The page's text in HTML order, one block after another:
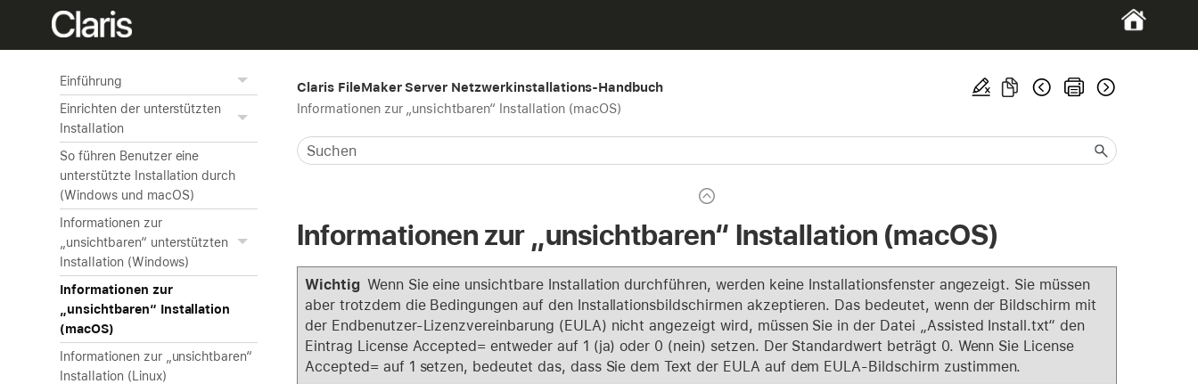
Einführung
Einrichten der unterstützten
Installation
So führen Benutzer eine
unterstützte Installation durch
(Windows und macOS)
Informationen zur
„unsichtbaren“ unterstützten
Installation (Windows)
Informationen zur
„unsichtbaren“ Installation
(macOS)
Informationen zur „unsichtbaren“
Installation (Linux)
Claris FileMaker Server Netzwerkinstallations-Handbuch
Informationen zur „unsichtbaren“ Installation (macOS)
Informationen zur „unsichtbaren“ Installation (macOS)
Wichtig Wenn Sie eine unsichtbare Installation durchführen, werden keine Installationsfenster angezeigt. Sie müssen
aber trotzdem die Bedingungen auf den Installationsbildschirmen akzeptieren. Das bedeutet, wenn der Bildschirm mit
der Endbenutzer-Lizenzvereinbarung (EULA) nicht angezeigt wird, müssen Sie in der Datei „Assisted Install.txt“ den
Eintrag License Accepted= entweder auf 1 (ja) oder 0 (nein) setzen. Der Standardwert beträgt 0. Wenn Sie License
Accepted= auf 1 setzen, bedeutet das, dass Sie dem Text der EULA auf dem EULA-Bildschirm zustimmen.